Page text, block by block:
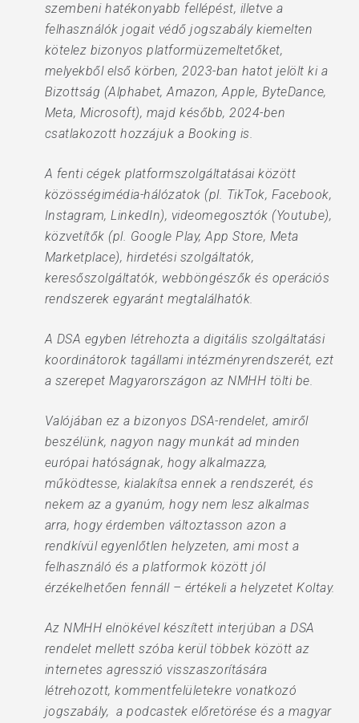
szembeni hatékonyabb fellépést, illetve a
felhasználók jogait védő jogszabály kiemelten
kötelez bizonyos platformüzemeltetőket,
melyekből első körben, 2023-ban hatot jelölt ki a
Bizottság (Alphabet, Amazon, Apple, ByteDance,
Meta, Microsoft), majd később, 2024-ben
csatlakozott hozzájuk a Booking is.
A fenti cégek platformszolgáltatásai között
közösségimédia-hálózatok (pl. TikTok, Facebook,
Instagram, LinkedIn), videomegosztók (Youtube),
közvetítők (pl. Google Play, App Store, Meta
Marketplace), hirdetési szolgáltatók,
keresőszolgáltatók, webböngészők és operációs
rendszerek egyaránt megtalálhatók.
A DSA egyben létrehozta a digitális szolgáltatási
koordinátorok tagállami intézményrendszerét, ezt
a szerepet Magyarországon az NMHH tölti be.
Valójában ez a bizonyos DSA-rendelet, amiről
beszélünk, nagyon nagy munkát ad minden
európai hatóságnak, hogy alkalmazza,
működtesse, kialakítsa ennek a rendszerét, és
nekem az a gyanúm, hogy nem lesz alkalmas
arra, hogy érdemben változtasson azon a
rendkívül egyenlőtlen helyzeten, ami most a
felhasználó és a platformok között jól
érzékelhetően fennáll – értékeli a helyzetet Koltay.
Az NMHH elnökével készített interjúban a DSA
rendelet mellett szóba kerül többek között az
internetes agresszió visszaszorítására
létrehozott, kommentfelületekre vonatkozó
jogszabály, a podcastek előretörése és a magyar